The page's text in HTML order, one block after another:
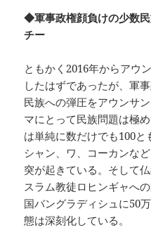
◆軍事政権顔負けの少数
チー
ともかく2016年からアウ
したはずであったが、軍
民族への弾圧をアウンサ
マにとって民族問題は極
は単純に数だけでも100と
シャン、ワ、コーカンな
突が起きている。そして
スラム教徒ロヒンギャへ
国バングラディシュに50
態は深刻化している。